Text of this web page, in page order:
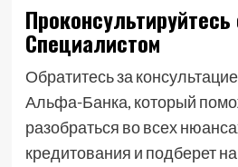
Проконсультируйтесь
Специалистом
Обратитесь за
Альфа-Банка, который
разобраться во всех
кредитования и подберет